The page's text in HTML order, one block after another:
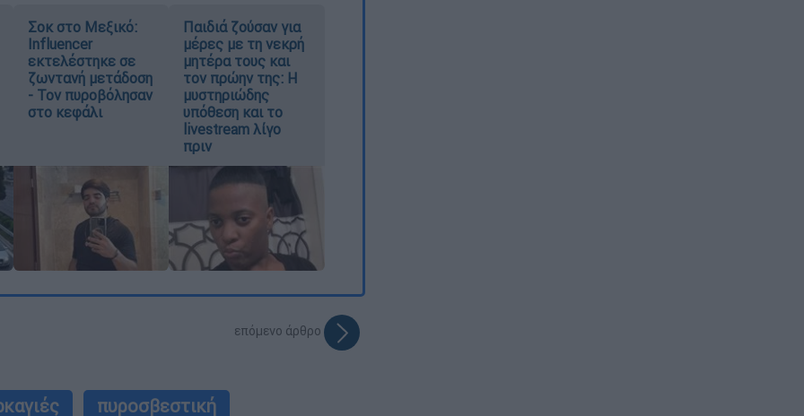
Σοκ στο Μεξικό:
Influencer
εκτελέστηκε σε
ζωντανή μετάδοση
- Τον πυροβόλησαν
στο κεφάλι
Παιδιά ζούσαν για
μέρες με τη νεκρή
μητέρα τους και
τον πρώην της: Η
μυστηριώδης
υπόθεση και το
livestream λίγο
πριν
επόμενο άρθρο
πυροσβεστική